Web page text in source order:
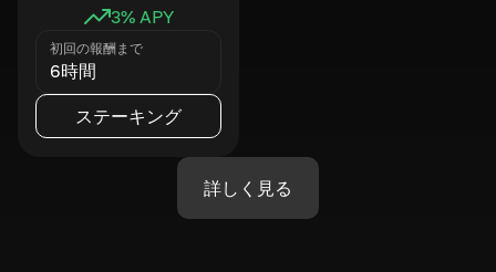
3% APY
初回の報酬まで
6時間
ステーキング
詳しく見る